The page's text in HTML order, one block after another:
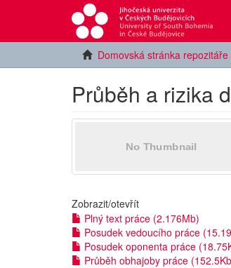
Domovská stránka
Průběh a rizika
Zobrazit/otevřít
Plný text práce (2.176Mb)
Posudek vedoucího práce
Posudek oponenta práce
Průběh obhajoby práce